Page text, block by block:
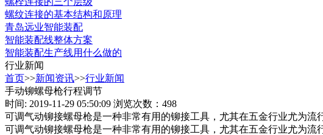
螺纹连接的基本结构和原理
青岛远业智能装配
智能装配线整体方案
智能装配生产线用什么做的
行业新闻
首页>>新闻资讯>>行业新闻
手动铆螺母枪行程调节
时间: 2019-11-29 05:50:09 浏览次数：498
可调气动铆接螺母枪是一种非常有用的铆接工具，尤其在五金行业尤为
可调气动铆接螺母枪是一种非常有用的铆接工具，尤其在五金行业尤为